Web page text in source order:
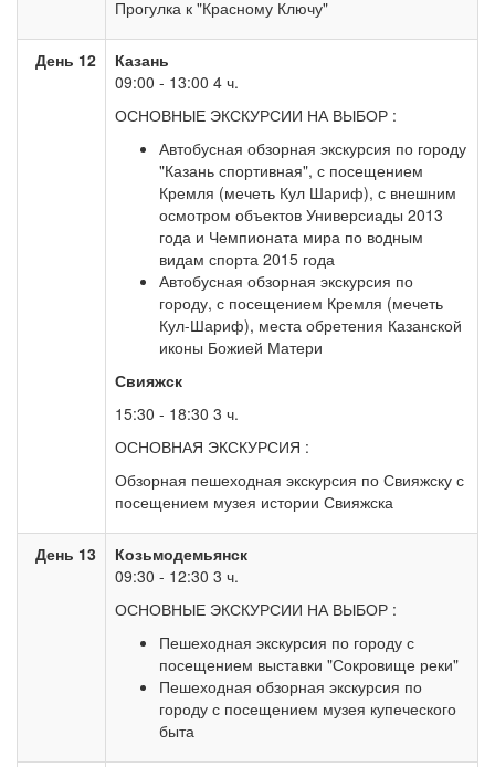
Прогулка к "Красному Ключу"
День 12
Казань
09:00 - 13:00 4 ч.
ОСНОВНЫЕ ЭКСКУРСИИ НА ВЫБОР :
Автобусная обзорная экскурсия по городу
"Казань спортивная", с посещением
Кремля (мечеть Кул Шариф), с внешним
осмотром объектов Универсиады 2013
года и Чемпионата мира по водным
видам спорта 2015 года
Автобусная обзорная экскурсия по
городу, с посещением Кремля (мечеть
Кул-Шариф), места обретения Казанской
иконы Божией Матери
Свияжск
15:30 - 18:30 3 ч.
ОСНОВНАЯ ЭКСКУРСИЯ :
Обзорная пешеходная экскурсия по Свияжску с
посещением музея истории Свияжска
День 13
Козьмодемьянск
09:30 - 12:30 3 ч.
ОСНОВНЫЕ ЭКСКУРСИИ НА ВЫБОР :
Пешеходная экскурсия по городу с
посещением выставки "Сокровище реки"
Пешеходная обзорная экскурсия по
городу с посещением музея купеческого
быта